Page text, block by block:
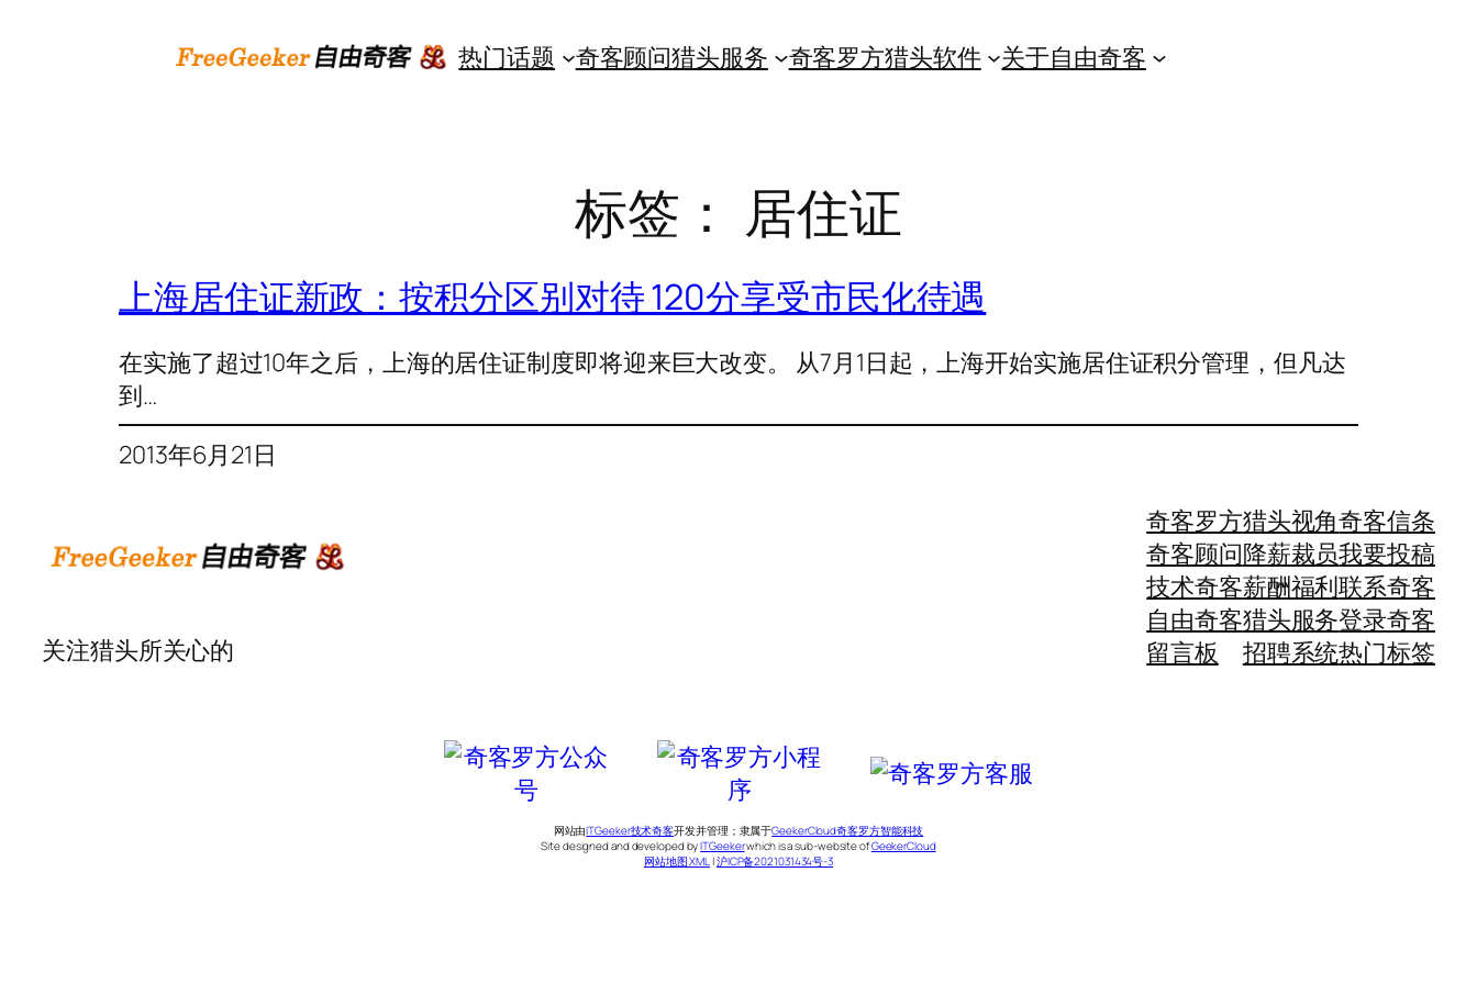
热门话题 奇客顾问猎头服务 奇客罗方猎头软件 关于自由奇客
标签： 居住证
上海居住证新政：按积分区别对待 120分享受市民化待遇
在实施了超过10年之后，上海的居住证制度即将迎来巨大改变。 从7月1日起，上海开始实施居住证积分管理，但凡达
到…
2013年6月21日
关注猎头所关心的
奇客罗方
奇客顾问
技术奇客
自由奇客
留言板
猎头视角
降薪裁员
薪酬福利
猎头服务
招聘系统
奇客信条
我要投稿
联系奇客
登录奇客
热门标签
网站由ITGeeker技术奇客开发并管理；隶属于GeekerCloud奇客罗方智能科技
Site designed and developed byITGeekerwhich is a sub-website ofGeekerCloud
网站地图 XML |沪ICP备2021031434号-3